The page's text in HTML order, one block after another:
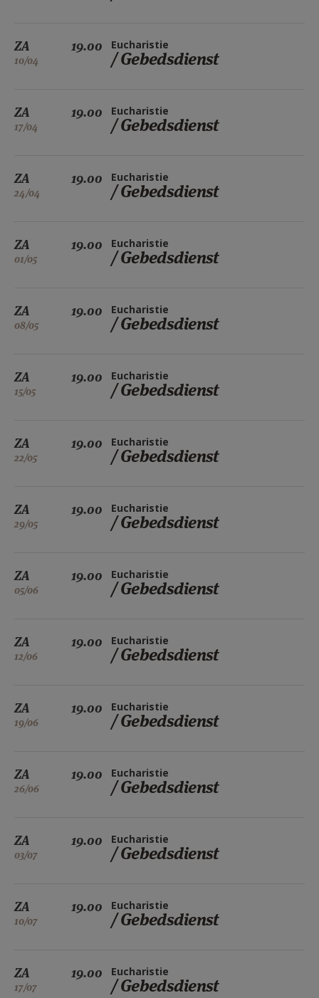
ZA
10/04
19.00 Eucharistie
/ Gebedsdienst
ZA
17/04
19.00 Eucharistie
/ Gebedsdienst
ZA
24/04
19.00 Eucharistie
/ Gebedsdienst
ZA
01/05
19.00 Eucharistie
/ Gebedsdienst
ZA
08/05
19.00 Eucharistie
/ Gebedsdienst
ZA
15/05
19.00 Eucharistie
/ Gebedsdienst
ZA
22/05
19.00 Eucharistie
/ Gebedsdienst
ZA
29/05
19.00 Eucharistie
/ Gebedsdienst
ZA
05/06
19.00 Eucharistie
/ Gebedsdienst
ZA
12/06
19.00 Eucharistie
/ Gebedsdienst
ZA
19/06
19.00 Eucharistie
/ Gebedsdienst
ZA
26/06
19.00 Eucharistie
/ Gebedsdienst
ZA
03/07
19.00 Eucharistie
/ Gebedsdienst
ZA
10/07
19.00 Eucharistie
/ Gebedsdienst
ZA
17/07
19.00 Eucharistie
/ Gebedsdienst